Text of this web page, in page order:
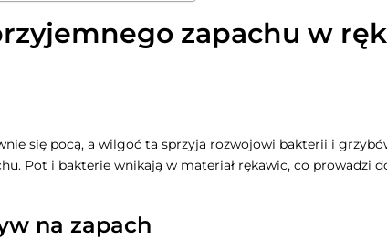
zapachu w
się pocą, a wilgoć ta sprzyja rozwojowi bakterii i
Pot i bakterie wnikają w materiał rękawic, co prowadzi
na zapach